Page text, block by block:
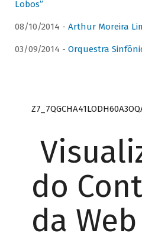
Lobos”
08/10/2014 - Arthur Moreira
03/09/2014 - Orquestra
do
da Web